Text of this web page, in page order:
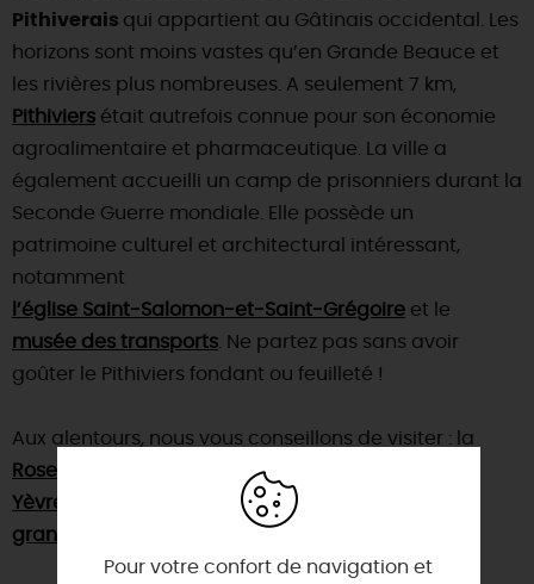
Pithiverais qui appartient au Gâtinais occidental. Les
horizons sont moins vastes qu’en Grande Beauce et
les rivières plus nombreuses. A seulement 7 km,
Pithiviers était autrefois connue pour son économie
agroalimentaire et pharmaceutique. La ville a
également accueilli un camp de prisonniers durant la
Seconde Guerre mondiale. Elle possède un
patrimoine culturel et architectural intéressant,
notamment
l’église Saint-Salomon-et-Saint-Grégoire et le
musée des transports . Ne partez pas sans avoir
goûter le Pithiviers fondant ou feuilleté !
Aux alentours, nous vous conseillons de visiter : la
Roseraie de Morailles
, la forteresse médiévale de
Yèvre-le-Châtel
musée du Safran
grand jardin du Théâtre des Minuits
Pour votre confort de navigation et